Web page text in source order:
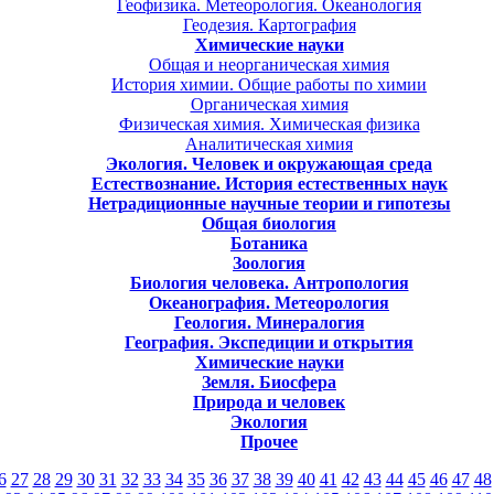
Геофизика. Метеорология. Океанология
Геодезия. Картография
Химические науки
Общая и неорганическая химия
История химии. Общие работы по химии
Органическая химия
Физическая химия. Химическая физика
Аналитическая химия
Экология. Человек и окружающая среда
Естествознание. История естественных наук
Нетрадиционные научные теории и гипотезы
Общая биология
Ботаника
Зоология
Биология человека. Антропология
Океанография. Метеорология
Геология. Минералогия
География. Экспедиции и открытия
Химические науки
Земля. Биосфера
Природа и человек
Экология
Прочее
27 28 29 30 31 32 33 34 35 36 37 38 39 40 41 42 43 44 45 46 47 48